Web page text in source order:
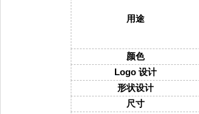
用途
颜色
Logo 设计
形状设计
尺寸